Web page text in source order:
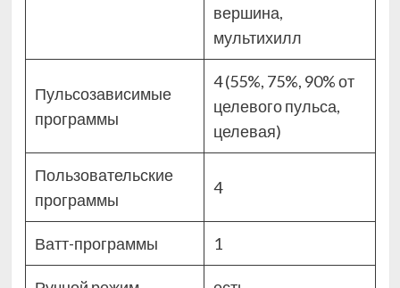
вершина,
мультихилл
Пульсозависимые
программы
4 (55%, 75%, 90% от
целевого пульса,
целевая)
Пользовательские
программы
4
Ватт-программы 1